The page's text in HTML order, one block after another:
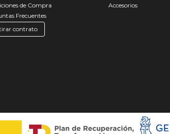
de Compra
Frecuentes
contrato
Accesorios